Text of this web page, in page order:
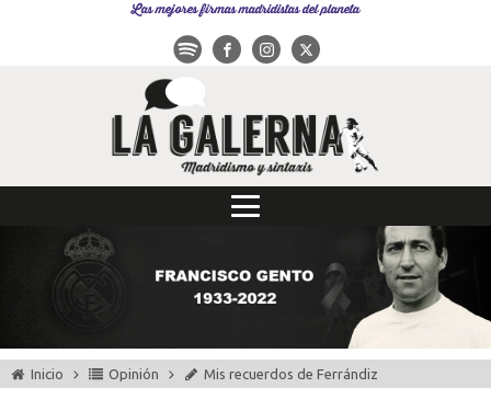
Las mejores firmas madridistas del planeta
Inicio Opinión Mis recuerdos de Ferrándiz